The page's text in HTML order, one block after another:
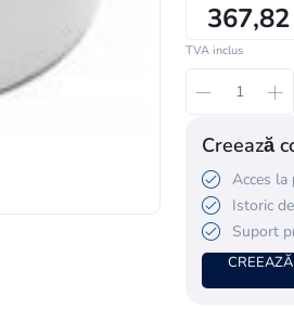
TVA inclus
Creează
Acces la
Istoric
Suport